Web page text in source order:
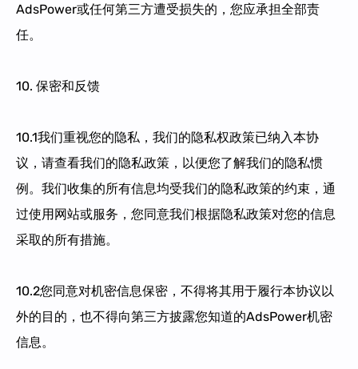
AdsPower或任何第三方遭受损失的，您应承担全部责
任。
10. 保密和反馈
10.1我们重视您的隐私，我们的隐私权政策已纳入本协
议，请查看我们的隐私政策，以便您了解我们的隐私惯
例。我们收集的所有信息均受我们的隐私政策的约束，通
过使用网站或服务，您同意我们根据隐私政策对您的信息
采取的所有措施。
10.2您同意对机密信息保密，不得将其用于履行本协议以
外的目的，也不得向第三方披露您知道的AdsPower机密
信息。